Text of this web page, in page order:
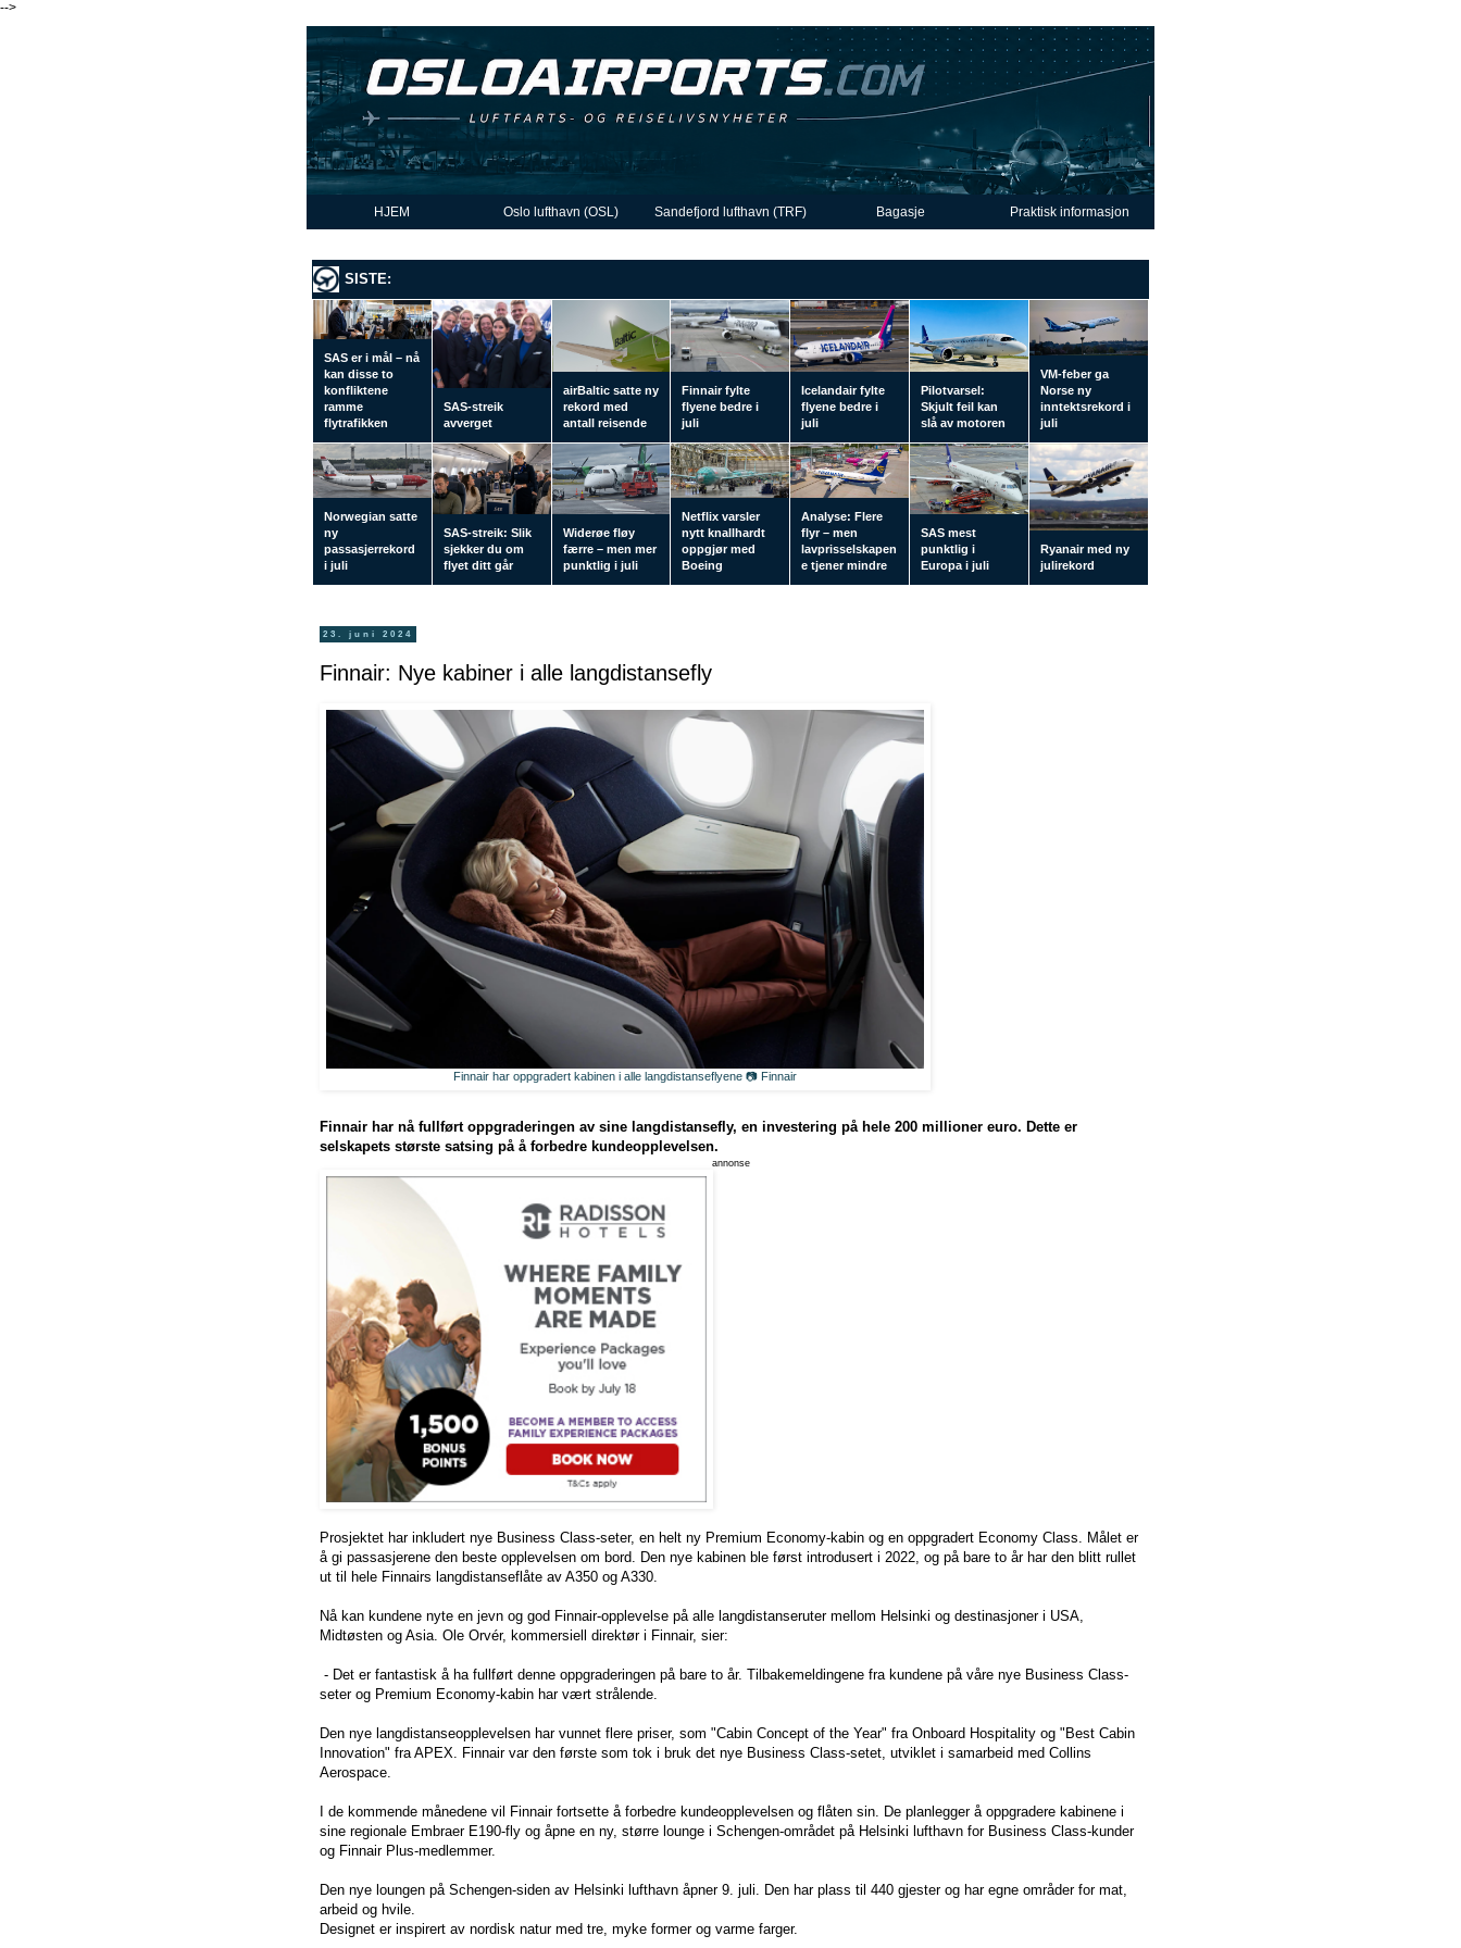
-->
HJEM Oslo lufthavn (OSL) Sandefjord lufthavn (TRF) Bagasje Praktisk informasjon
SISTE:
SAS er i mål – nå
kan disse to
konfliktene
ramme
flytrafikken
SAS-streik
avverget
airBaltic satte ny
rekord med
antall reisende
Finnair fylte
flyene bedre i
juli
Icelandair fylte
flyene bedre i
juli
Pilotvarsel:
Skjult feil kan
slå av motoren
VM-feber ga
Norse ny
inntektsrekord i
juli
Norwegian satte
ny
passasjerrekord
i juli
SAS-streik: Slik
sjekker du om
flyet ditt går
Widerøe fløy
færre – men mer
punktlig i juli
Netflix varsler
nytt knallhardt
oppgjør med
Boeing
Analyse: Flere
flyr – men
lavprisselskapen
e tjener mindre
SAS mest
punktlig i
Europa i juli
Ryanair med ny
julirekord
23. juni 2024
Finnair: Nye kabiner i alle langdistansefly
Finnair har oppgradert kabinen i alle langdistanseflyene 📷 Finnair
Finnair har nå fullført oppgraderingen av sine langdistansefly, en investering på hele 200 millioner euro. Dette er
selskapets største satsing på å forbedre kundeopplevelsen.
annonse
Prosjektet har inkludert nye Business Class-seter, en helt ny Premium Economy-kabin og en oppgradert Economy Class. Målet er
å gi passasjerene den beste opplevelsen om bord. Den nye kabinen ble først introdusert i 2022, og på bare to år har den blitt rullet
ut til hele Finnairs langdistanseflåte av A350 og A330.
Nå kan kundene nyte en jevn og god Finnair-opplevelse på alle langdistanseruter mellom Helsinki og destinasjoner i USA,
Midtøsten og Asia. Ole Orvér, kommersiell direktør i Finnair, sier:
- Det er fantastisk å ha fullført denne oppgraderingen på bare to år. Tilbakemeldingene fra kundene på våre nye Business Class-
seter og Premium Economy-kabin har vært strålende.
Den nye langdistanseopplevelsen har vunnet flere priser, som "Cabin Concept of the Year" fra Onboard Hospitality og "Best Cabin
Innovation" fra APEX. Finnair var den første som tok i bruk det nye Business Class-setet, utviklet i samarbeid med Collins
Aerospace.
I de kommende månedene vil Finnair fortsette å forbedre kundeopplevelsen og flåten sin. De planlegger å oppgradere kabinene i
sine regionale Embraer E190-fly og åpne en ny, større lounge i Schengen-området på Helsinki lufthavn for Business Class-kunder
og Finnair Plus-medlemmer.
Den nye loungen på Schengen-siden av Helsinki lufthavn åpner 9. juli. Den har plass til 440 gjester og har egne områder for mat,
arbeid og hvile.
Designet er inspirert av nordisk natur med tre, myke former og varme farger.